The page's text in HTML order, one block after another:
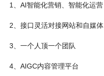
1、AI智能化营销、智能化运营
2、接口灵活对接网站和自媒体
3、一个人顶一个团队
4、AIGC内容管理平台